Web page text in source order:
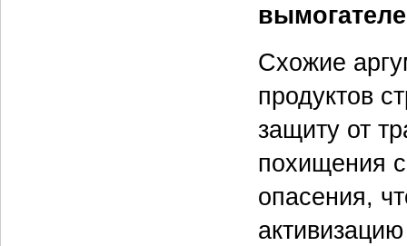
Схожие
продуктов
защиту от
похищения
опасения,